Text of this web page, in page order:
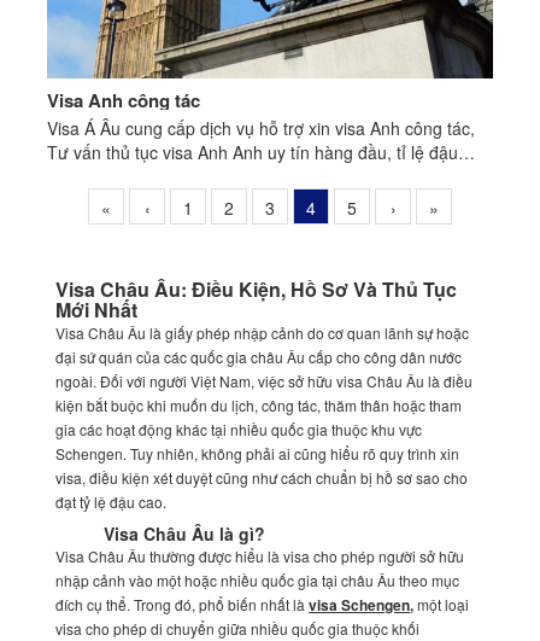
Visa Anh công tác
Visa Á Âu cung cấp dịch vụ hỗ trợ xin visa Anh công tác,
Tư vấn thủ tục visa Anh Anh uy tín hàng đầu, tỉ lệ đậu
«
‹ 1 2 3 4 5 › »
Visa Châu Âu: Điều Kiện, Hồ Sơ Và Thủ Tục
Mới Nhất
Visa Châu Âu là giấy phép nhập cảnh do cơ quan lãnh sự hoặc
đại sứ quán của các quốc gia châu Âu cấp cho công dân nước
ngoài. Đối với người Việt Nam, việc sở hữu visa Châu Âu là điều
kiện bắt buộc khi muốn du lịch, công tác, thăm thân hoặc tham
gia các hoạt động khác tại nhiều quốc gia thuộc khu vực
Schengen. Tuy nhiên, không phải ai cũng hiểu rõ quy trình xin
visa, điều kiện xét duyệt cũng như cách chuẩn bị hồ sơ sao cho
đạt tỷ lệ đậu cao.
Visa Châu Âu là gì?
Visa Châu Âu thường được hiểu là visa cho phép người sở hữu
nhập cảnh vào một hoặc nhiều quốc gia tại châu Âu theo mục
đích cụ thể. Trong đó, phổ biến nhất làvisa Schengen,một loại
visa cho phép di chuyển giữa nhiều quốc gia thuộc khối